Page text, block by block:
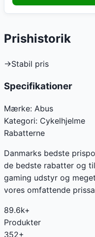
Prishistorik
→Stabil pris
Specifikationer
Mærke: Abus
Kategori: Cykelhjelme
Rabatterne
Danmarks bedste
de bedste rabatter og
gaming udstyr og
vores omfattende
89.6k+
Produkter
352+